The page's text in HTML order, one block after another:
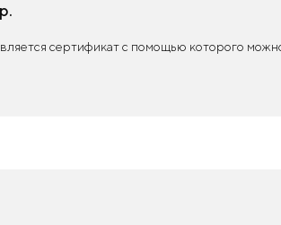
сертификат с помощью которого можно